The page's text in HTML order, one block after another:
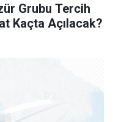
Grubu Tercih
Kaçta Açılacak?